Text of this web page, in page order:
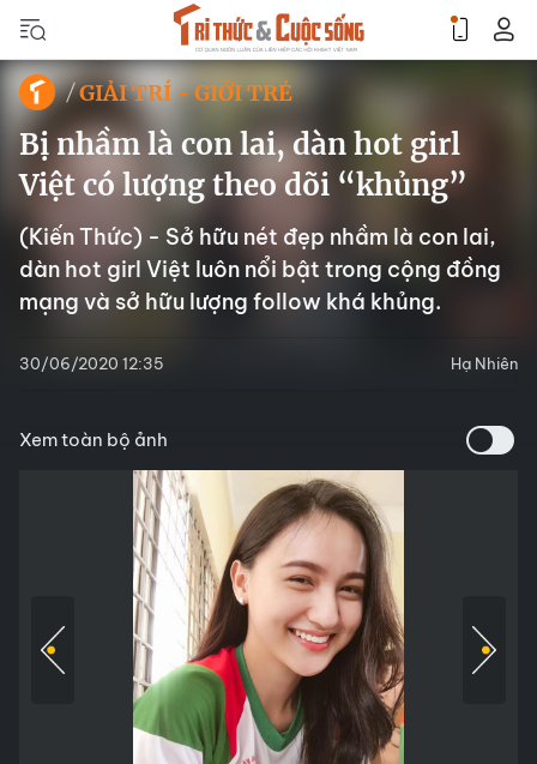
GIẢI TRÍ - GIỚI TRẺ
Bị nhầm là con lai, dàn hot girl
Việt có lượng theo dõi “khủng”
(Kiến Thức) - Sở hữu nét đẹp nhầm là con lai,
dàn hot girl Việt luôn nổi bật trong cộng đồng
mạng và sở hữu lượng follow khá khủng.
30/06/2020 12:35 Hạ Nhiên
Xem toàn bộ ảnh